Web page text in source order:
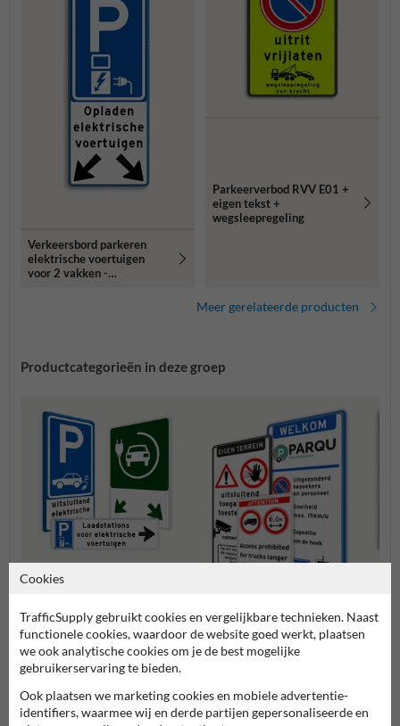
Verkeersbord parkeren
elektrische voertuigen
voor 2 vakken -
Parkeerverbod RVV E01 +
eigen tekst +
wegsleepregeling
Meer gerelateerde producten
Productcategorieën in deze groep
auto
Entree- en toegangsborden
Cookies
TrafficSupply gebruikt cookies en vergelijkbare technieken. Naast
functionele cookies, waardoor de website goed werkt, plaatsen
we ook analytische cookies om je de best mogelijke
gebruikerservaring te bieden.
Ook plaatsen we marketing cookies en mobiele advertentie-
identifiers, waarmee wij en derde partijen gepersonaliseerde en